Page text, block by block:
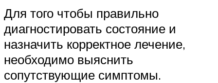
Для того чтобы правильно
диагностировать состояние и
назначить корректное лечение,
необходимо выяснить
сопутствующие симптомы.